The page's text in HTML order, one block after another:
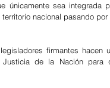
únicamente sea integrada
nacional pasando
firmantes
de la Nación para